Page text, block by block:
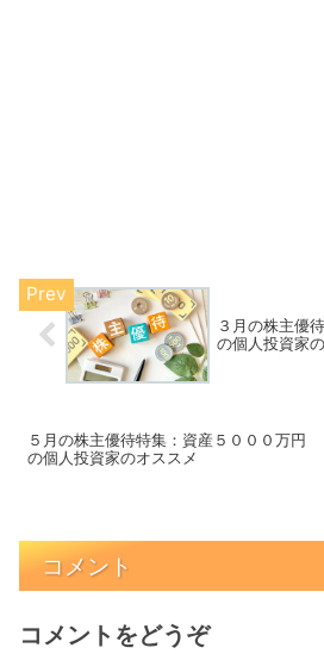
３月の株主優
の個人投資家
５月の株主優待特集：資産５０００万円
の個人投資家のオススメ
コメント
コメントをどうぞ